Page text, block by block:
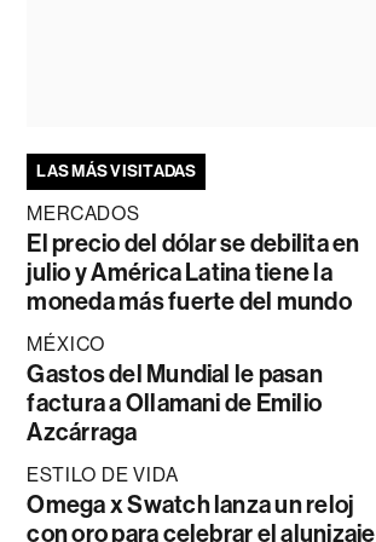
LAS MÁS VISITADAS
MERCADOS
El precio del dólar se debilita en
julio y América Latina tiene la
moneda más fuerte del mundo
MÉXICO
Gastos del Mundial le pasan
factura a Ollamani de Emilio
Azcárraga
ESTILO DE VIDA
Omega x Swatch lanza un reloj
con oro para celebrar el alunizaje